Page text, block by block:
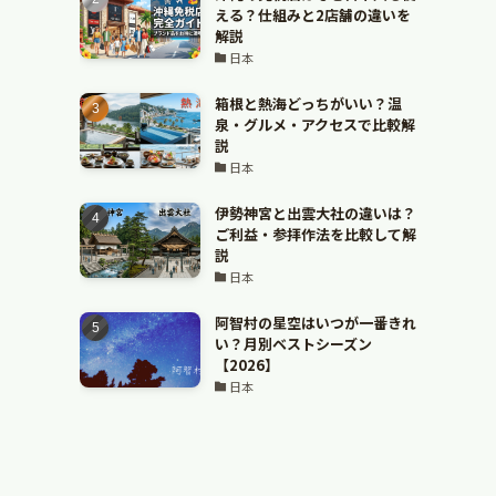
える？仕組みと2店舗の違いを
解説
日本
箱根と熱海どっちがいい？温
泉・グルメ・アクセスで比較解
説
日本
伊勢神宮と出雲大社の違いは？
ご利益・参拝作法を比較して解
説
日本
阿智村の星空はいつが一番きれ
い？月別ベストシーズン
【2026】
日本